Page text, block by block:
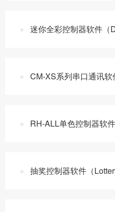
迷你全彩控制器软件（
CM-XS系列串口通讯软
RH-ALL单色控制器软
抽奖控制器软件（